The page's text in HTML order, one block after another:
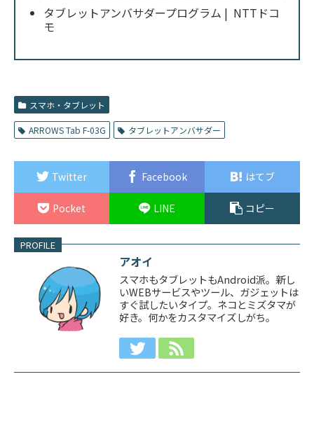
タブレットアンバサダープログラム | NTTドコ
モ
スマホ・タブレット
ARROWS Tab F-03G タブレットアンバサダー
Twitter Facebook はてブ
Pocket LINE コピー
PROFILE
アオイ
スマホもタブレットもAndroid派。新し
いWEBサービスやツール、ガジェットは
すぐ試したいタイプ。ネコとミズタマが
好き。何かをカスタマイズしがち。